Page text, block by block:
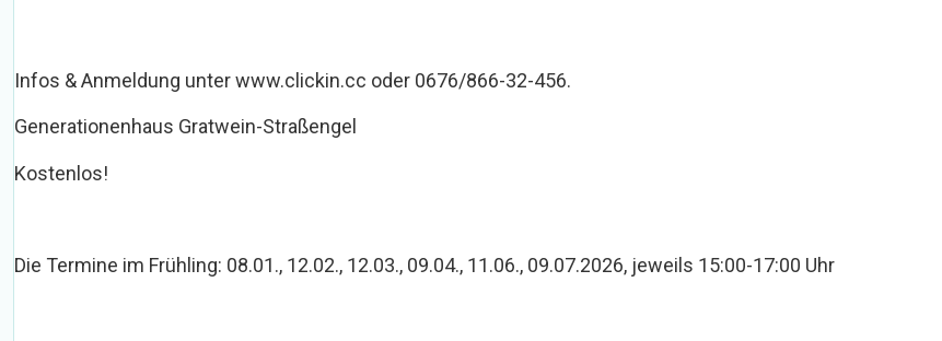
Infos & Anmeldung unter www.clickin.cc oder 0676/866-32-456.
Generationenhaus Gratwein-Straßengel
Kostenlos!
Die Termine im Frühling: 08.01., 12.02., 12.03., 09.04., 11.06., 09.07.2026, jeweils 15:00-17:00 Uhr